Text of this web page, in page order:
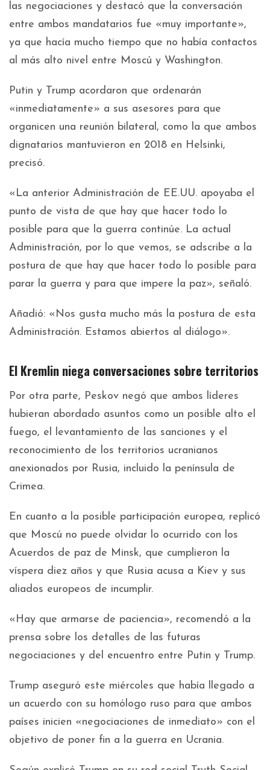
las negociaciones y destacó que la conversación
entre ambos mandatarios fue «muy importante»,
ya que hacía mucho tiempo que no había contactos
al más alto nivel entre Moscú y Washington.
Putin y Trump acordaron que ordenarán
«inmediatamente» a sus asesores para que
organicen una reunión bilateral, como la que ambos
dignatarios mantuvieron en 2018 en Helsinki,
precisó.
«La anterior Administración de EE.UU. apoyaba el
punto de vista de que hay que hacer todo lo
posible para que la guerra continúe. La actual
Administración, por lo que vemos, se adscribe a la
postura de que hay que hacer todo lo posible para
parar la guerra y para que impere la paz», señaló.
Añadió: «Nos gusta mucho más la postura de esta
Administración. Estamos abiertos al diálogo».
El Kremlin niega conversaciones sobre territorios
Por otra parte, Peskov negó que ambos líderes
hubieran abordado asuntos como un posible alto el
fuego, el levantamiento de las sanciones y el
reconocimiento de los territorios ucranianos
anexionados por Rusia, incluido la península de
Crimea.
En cuanto a la posible participación europea, replicó
que Moscú no puede olvidar lo ocurrido con los
Acuerdos de paz de Minsk, que cumplieron la
víspera diez años y que Rusia acusa a Kiev y sus
aliados europeos de incumplir.
«Hay que armarse de paciencia», recomendó a la
prensa sobre los detalles de las futuras
negociaciones y del encuentro entre Putin y Trump.
Trump aseguró este miércoles que había llegado a
un acuerdo con su homólogo ruso para que ambos
países inicien «negociaciones de inmediato» con el
objetivo de poner fin a la guerra en Ucrania.